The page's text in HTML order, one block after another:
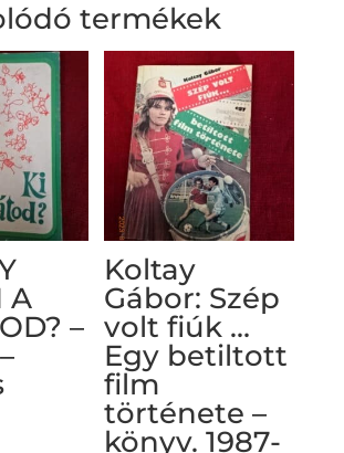
termékek
A
–
Koltay
Gábor: Szép
volt fiúk …
Egy betiltott
film
története –
könyv. 1987-